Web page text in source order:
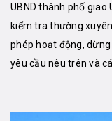
UBND thành phố giao
kiểm tra thường
phép hoạt động,
yêu cầu nêu trên và